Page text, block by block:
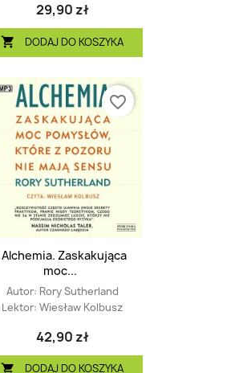
29,90 zł
 DODAJ DO KOSZYKA
Alchemia. Zaskakująca
moc...
Autor: Rory Sutherland
Lektor: Wiesław Kolbusz
42,90 zł
 DODAJ DO KOSZYKA
favorite_border